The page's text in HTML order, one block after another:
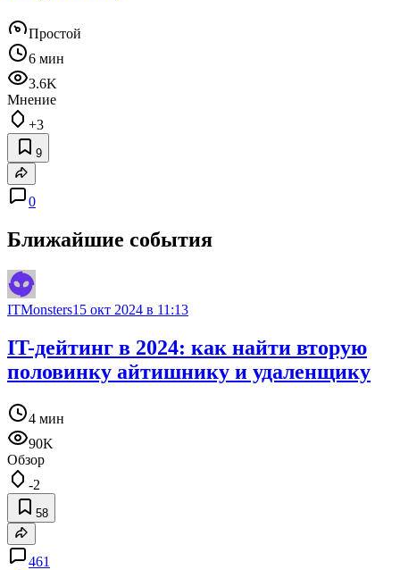
Простой
6 мин
3.6K
Мнение
+3
9
0
Ближайшие события
ITMonsters15 окт 2024 в 11:13
IT-дейтинг в 2024: как найти вторую
половинку айтишнику и удаленщику
4 мин
90K
Обзор
-2
58
461